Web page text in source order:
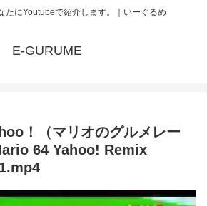
たにYoutubeで紹介します。｜いーぐるめ
E-GURUME
！（マリオのグルメレー
64 Yahoo! Remix